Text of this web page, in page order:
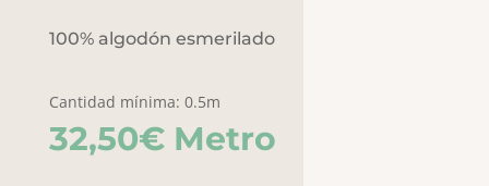
100% algodón esmerilado
Cantidad mínima: 0.5m
32,50€ Metro